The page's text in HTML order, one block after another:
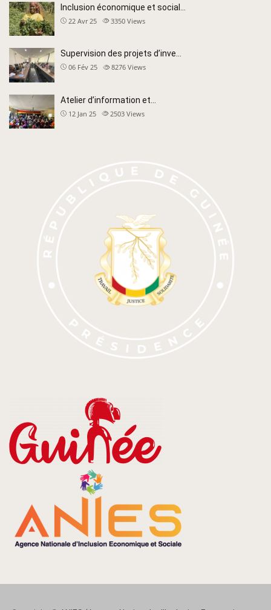
Inclusion économique et social…
22 Avr 25 3350 Views
Supervision des projets d’inve…
06 Fév 25 8276 Views
Atelier d’information et…
12 Jan 25 2503 Views